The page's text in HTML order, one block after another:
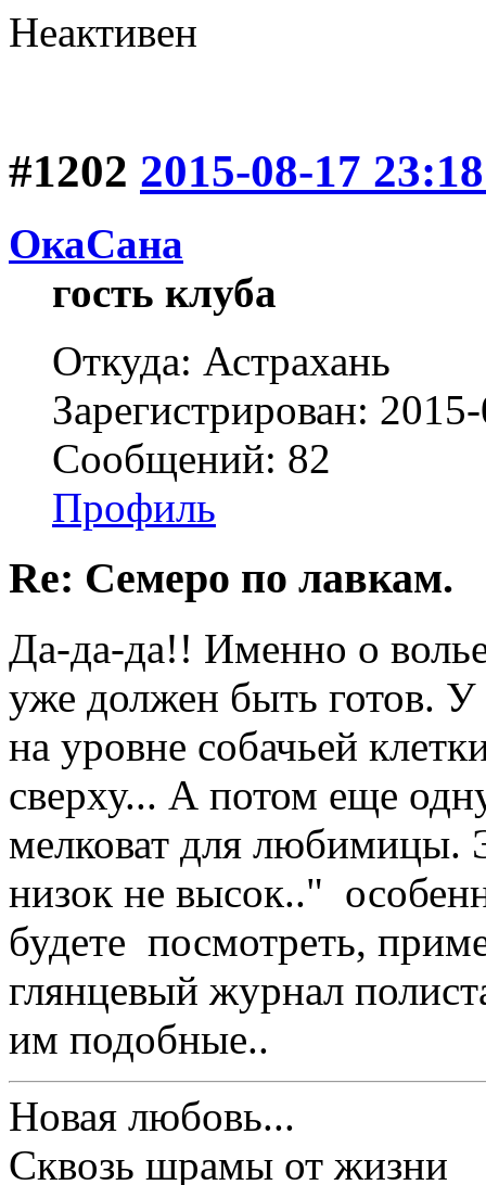
Неактивен
#1202 2015-08-17
ОкаСана
гость клуба
Откуда: Астрахань
Зарегистрирован:
Сообщений: 82
Профиль
Re: Семеро по лавкам.
Да-да-да!! Именно о
уже должен быть готов. У
на уровне собачьей
сверху... А потом еще
мелковат для любимицы.
низок не высок.."
будете посмотреть,
глянцевый журнал
им подобные..
Новая любовь...
Сквозь шрамы от жизни